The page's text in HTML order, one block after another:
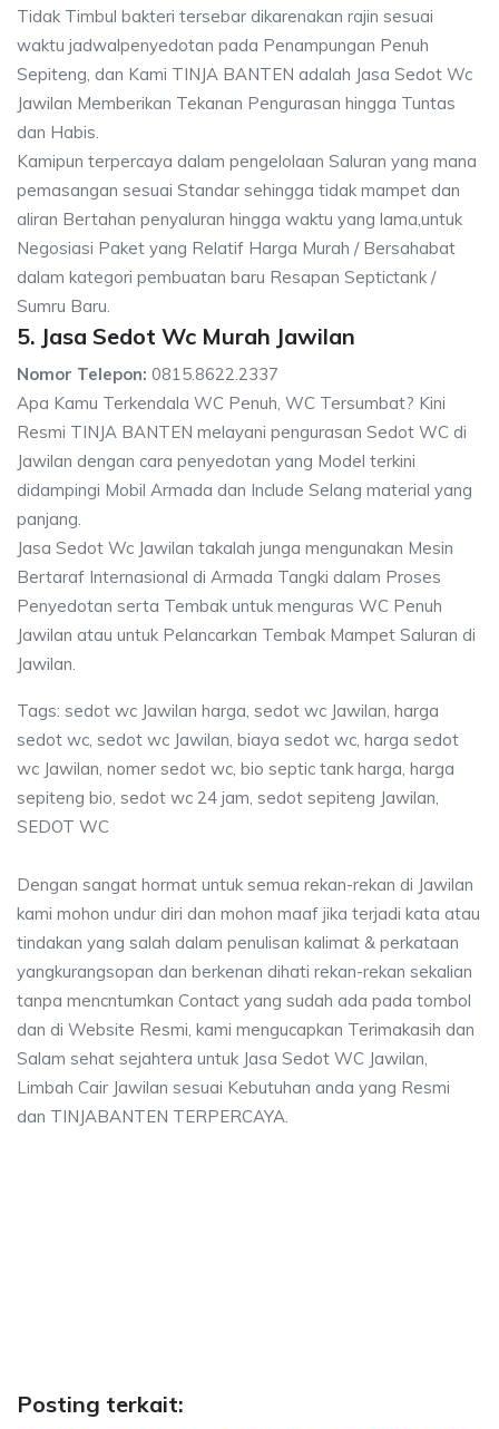
Tidak Timbul bakteri tersebar dikarenakan rajin sesuai
waktu jadwalpenyedotan pada Penampungan Penuh
Sepiteng, dan Kami TINJA BANTEN adalah Jasa Sedot Wc
Jawilan Memberikan Tekanan Pengurasan hingga Tuntas
dan Habis.
Kamipun terpercaya dalam pengelolaan Saluran yang mana
pemasangan sesuai Standar sehingga tidak mampet dan
aliran Bertahan penyaluran hingga waktu yang lama,untuk
Negosiasi Paket yang Relatif Harga Murah / Bersahabat
dalam kategori pembuatan baru Resapan Septictank /
Sumru Baru.
5. Jasa Sedot Wc Murah Jawilan
Nomor Telepon: 0815.8622.2337
Apa Kamu Terkendala WC Penuh, WC Tersumbat? Kini
Resmi TINJA BANTEN melayani pengurasan Sedot WC di
Jawilan dengan cara penyedotan yang Model terkini
didampingi Mobil Armada dan Include Selang material yang
panjang.
Jasa Sedot Wc Jawilan takalah junga mengunakan Mesin
Bertaraf Internasional di Armada Tangki dalam Proses
Penyedotan serta Tembak untuk menguras WC Penuh
Jawilan atau untuk Pelancarkan Tembak Mampet Saluran di
Jawilan.
Tags: sedot wc Jawilan harga, sedot wc Jawilan, harga
sedot wc, sedot wc Jawilan, biaya sedot wc, harga sedot
wc Jawilan, nomer sedot wc, bio septic tank harga, harga
sepiteng bio, sedot wc 24 jam, sedot sepiteng Jawilan,
SEDOT WC
Dengan sangat hormat untuk semua rekan-rekan di Jawilan
kami mohon undur diri dan mohon maaf jika terjadi kata atau
tindakan yang salah dalam penulisan kalimat & perkataan
yangkurangsopan dan berkenan dihati rekan-rekan sekalian
tanpa mencntumkan Contact yang sudah ada pada tombol
dan di Website Resmi, kami mengucapkan Terimakasih dan
Salam sehat sejahtera untuk Jasa Sedot WC Jawilan,
Limbah Cair Jawilan sesuai Kebutuhan anda yang Resmi
dan TINJABANTEN TERPERCAYA.
Posting terkait: